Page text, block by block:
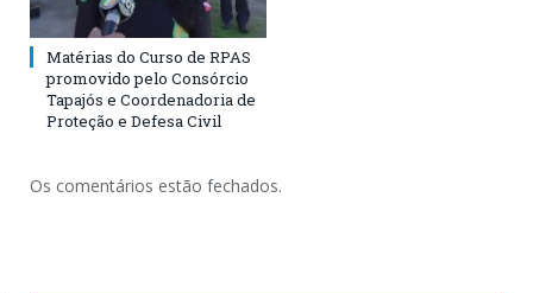
Matérias do Curso de RPAS
promovido pelo Consórcio
Tapajós e Coordenadoria de
Proteção e Defesa Civil
Os comentários estão fechados.